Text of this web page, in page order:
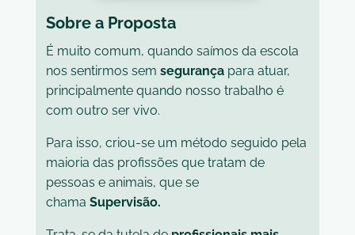
Sobre a Proposta
É muito comum, quando saímos da escola
nos sentirmos sem segurançapara atuar,
principalmente quando nosso trabalho é
com outro ser vivo.
Para isso, criou-se um método seguido pela
maioria das profissões que tratam de
pessoas e animais, que se
chama Supervisão.